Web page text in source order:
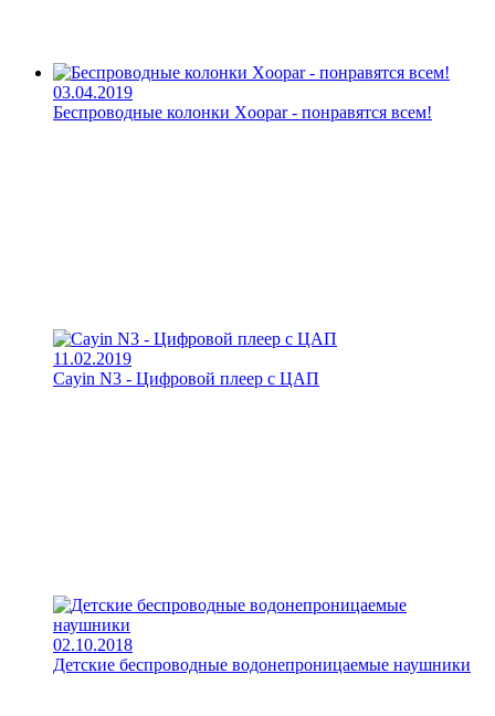
03.04.2019
Беспроводные колонки Xoopar - понравятся всем!
11.02.2019
Cayin N3 - Цифровой плеер с ЦАП
02.10.2018
Детские беспроводные водонепроницаемые наушники